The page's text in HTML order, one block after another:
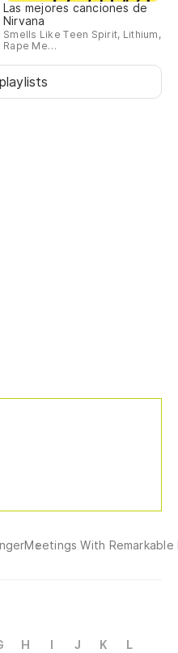
Las mejores canciones de
Nirvana
Smells Like Teen Spirit, Lithium,
Rape Me…
Meetings With
H I J K
L